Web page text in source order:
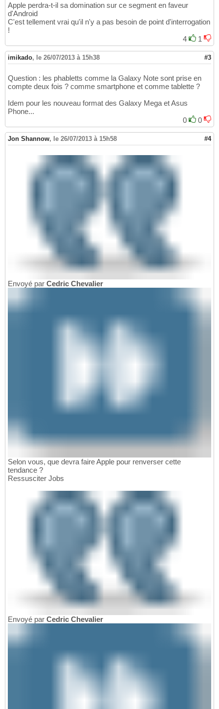
Apple perdra-t-il sa domination sur ce segment en faveur
d'Android
C'est tellement vrai qu'il n'y a pas besoin de point d'interrogation
!
4
1
imikado, le 26/07/2013 à 15h38 #3
Question : les phabletts comme la Galaxy Note sont prise en
compte deux fois ? comme smartphone et comme tablette ?
Idem pour les nouveau format des Galaxy Mega et Asus
Phone...
0
0
Jon Shannow, le 26/07/2013 à 15h58 #4
Envoyé par Cedric Chevalier
Selon vous, que devra faire Apple pour renverser cette
tendance ?
Ressusciter Jobs
Envoyé par Cedric Chevalier